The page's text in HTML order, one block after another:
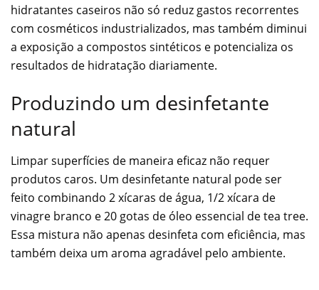
hidratantes caseiros não só reduz gastos recorrentes
com cosméticos industrializados, mas também diminui
a exposição a compostos sintéticos e potencializa os
resultados de hidratação diariamente.
Produzindo um desinfetante
natural
Limpar superfícies de maneira eficaz não requer
produtos caros. Um desinfetante natural pode ser
feito combinando 2 xícaras de água, 1/2 xícara de
vinagre branco e 20 gotas de óleo essencial de tea tree.
Essa mistura não apenas desinfeta com eficiência, mas
também deixa um aroma agradável pelo ambiente.